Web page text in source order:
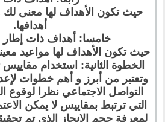
حيث تكون الأهداف لها معنى
أهدافها.
خامسا: أهداف ذات
حيث تكون الأهداف لها مواعيد
الخطوة الثانية: استخدام
وتعتبر من أبرز و أهم خطوات
التواصل الاجتماعي نظرا لوقوع
التي ترتبط بمقاييس لا يمكن
لمعرفة حجم الإنجاز الذي تم